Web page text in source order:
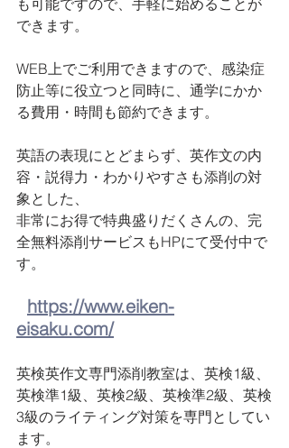
も可能ですので、手軽に始めることが
できます。
WEB上でご利用できますので、感染症
防止等に役立つと同時に、通学にかか
る費用・時間も節約できます。
英語の表現にとどまらず、英作文の内
容・説得力・わかりやすさも添削の対
象とした、
非常にお得で特典盛りだくさんの、完
全無料添削サービスもHPにて受付中で
す。
https://www.eiken-
eisaku.com/
英検英作文専門添削教室は、英検1級、
英検準1級、英検2級、英検準2級、英検
3級のライティング対策を専門としてい
ます。